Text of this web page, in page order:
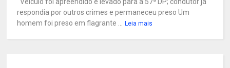
respondia por outros crimes e permaneceu preso Um
homem foi preso em flagrante ...
Leia mais